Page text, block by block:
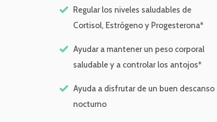
Regular los niveles saludables de
Cortisol, Estrógeno y Progesterona*
Ayudar a mantener un peso corporal
saludable y a controlar los antojos*
Ayuda a disfrutar de un buen descanso
nocturno